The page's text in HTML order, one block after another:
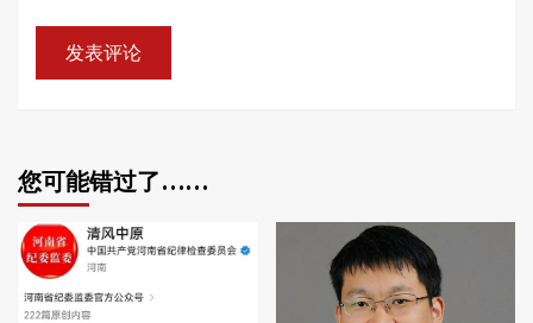
您可能错过了……